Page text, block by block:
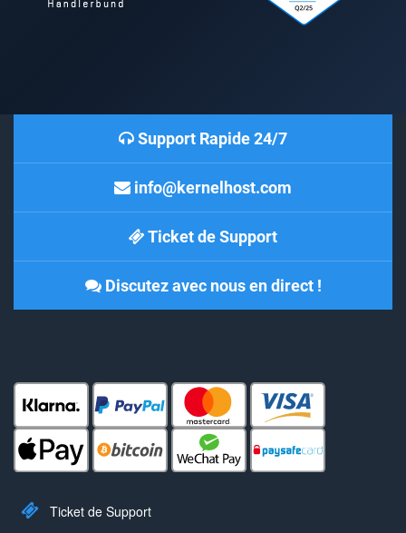
Support Rapide 24/7
info@kernelhost.com
Ticket de Support
Discutez avec nous en direct !
Ticket de Support